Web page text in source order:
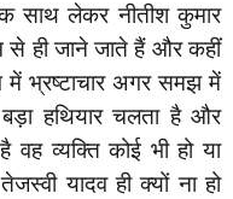
साथ लेकर नीतीश कुमार
से ही जाने जाते हैं और कहीं
में भ्रष्टाचार अगर समझ में
हथियार चलता है और
वह व्यक्ति कोई भी हो या
यादव ही क्यों ना हो